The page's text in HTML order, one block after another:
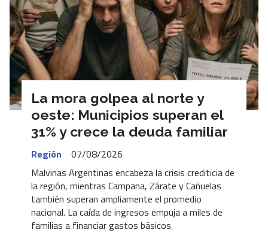
La mora golpea al norte y
oeste: Municipios superan el
31% y crece la deuda familiar
Región
07/08/2026
Malvinas Argentinas encabeza la crisis crediticia de
la región, mientras Campana, Zárate y Cañuelas
también superan ampliamente el promedio
nacional. La caída de ingresos empuja a miles de
familias a financiar gastos básicos.